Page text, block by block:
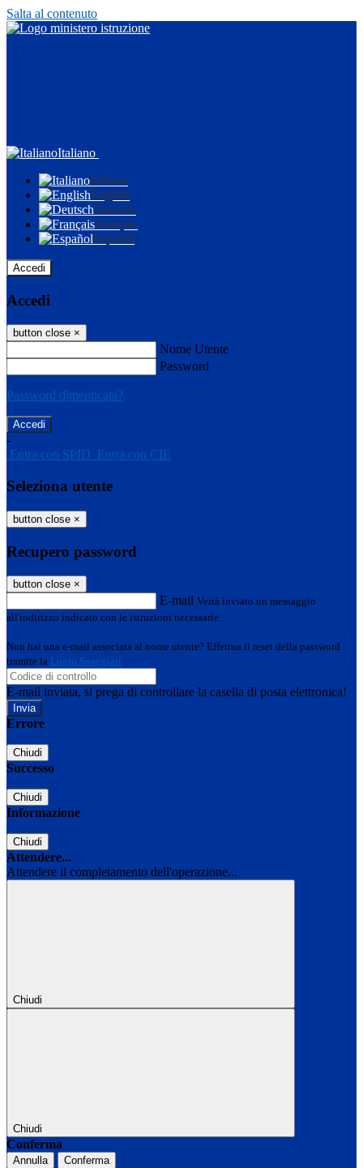
Salta al contenuto
Italiano
Italiano
English
Deutsch
Français
Español
Accedi
Accedi
button close ×
Nome Utente
Password
Password dimenticata?
-
Entra con SPID Entra con CIE
Seleziona utente
button close ×
Recupero password
button close ×
E-mail Verrà inviato un messaggio
all'indirizzo indicato con le istruzioni necessarie.
Non hai una e-mail associata al nome utente? Effettua il reset della password
tramite la Login Spaggiari
E-mail inviata, si prega di controllare la casella di posta elettronica!
Errore
Chiudi
Successo
Chiudi
Informazione
Chiudi
Attendere...
Attendere il completamento dell'operazione...
Chiudi
Chiudi
Conferma
Annulla Conferma